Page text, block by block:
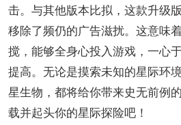
击。与其他版本比拟，这款升级
移除了频仍的广告滋扰。这意味
搅，能够全身心投入游戏，一心
提高。无论是摸索未知的星际环
星生物，都将给你带来史无前例
载并起头你的星际探险吧！